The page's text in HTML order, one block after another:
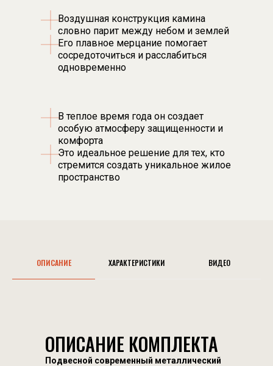
В теплое время года он создает
особую атмосферу защищенности и
комфорта
Это идеальное решение для тех, кто
стремится создать уникальное жилое
пространство
Воздушная конструкция камина
словно парит между небом и землей
Его плавное мерцание помогает
сосредоточиться и расслабиться
одновременно
ОПИСАНИЕ ХАРАКТЕРИСТИКИ ВИДЕО
ОПИСАНИЕ КОМПЛЕКТА
Подвесной современный металлический